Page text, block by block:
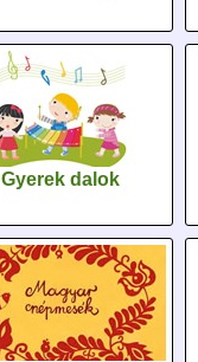
Gyerek dalok